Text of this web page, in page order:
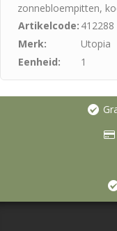
zonnebloempitten,
Artikelcode: 412288
Merk:
Utopia
Eenheid:
1